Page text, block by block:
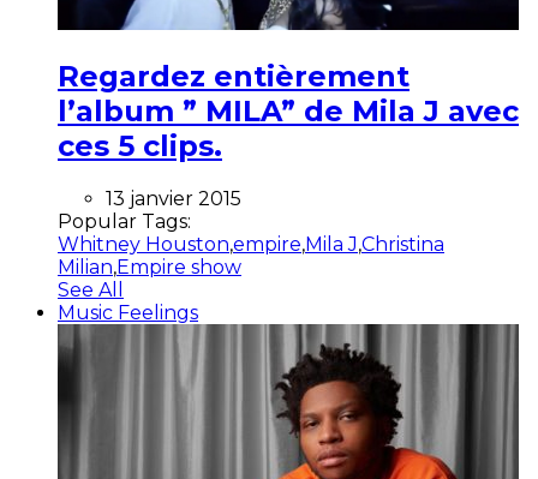
Regardez entièrement
l’album ” MILA” de Mila J avec
ces 5 clips.
13 janvier 2015
Popular Tags:
Whitney Houston,empire,Mila J,Christina
Milian,Empire show
See All
Music Feelings